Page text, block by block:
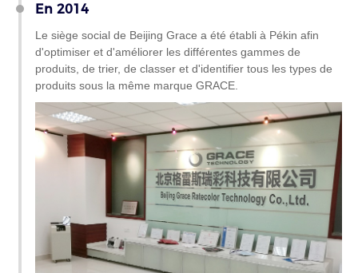
En 2014
Le siège social de Beijing Grace a été établi à Pékin afin
d'optimiser et d'améliorer les différentes gammes de
produits, de trier, de classer et d'identifier tous les types de
produits sous la même marque GRACE.